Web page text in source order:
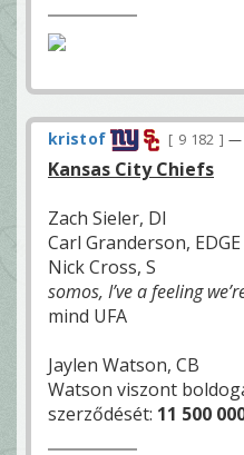
kristof 9 182 —
Kansas City Chiefs
Zach Sieler, DI
Carl Granderson, EDGE
Nick Cross, S
somos, I’ve a feeling
mind UFA
Jaylen Watson, CB
Watson viszont
szerződését: 11 500